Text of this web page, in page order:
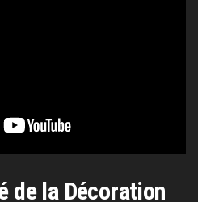
de la Décoration